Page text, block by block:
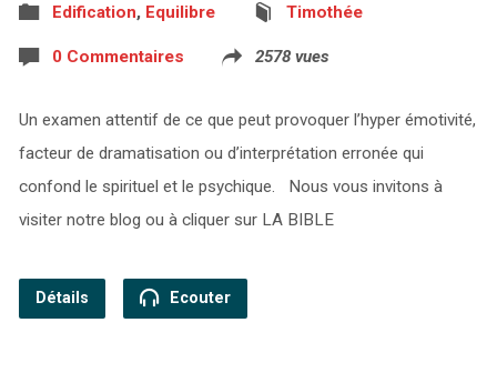
Edification, Equilibre Timothée
0 Commentaires 2578 vues
Un examen attentif de ce que peut provoquer l’hyper émotivité,
facteur de dramatisation ou d’interprétation erronée qui
confond le spirituel et le psychique. Nous vous invitons à
visiter notre blog ou à cliquer sur LA BIBLE
Détails Ecouter